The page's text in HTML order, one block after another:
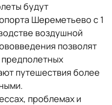
будут
Шереметьево с 1
воздушной
позволят
путешествия более
проблемах и